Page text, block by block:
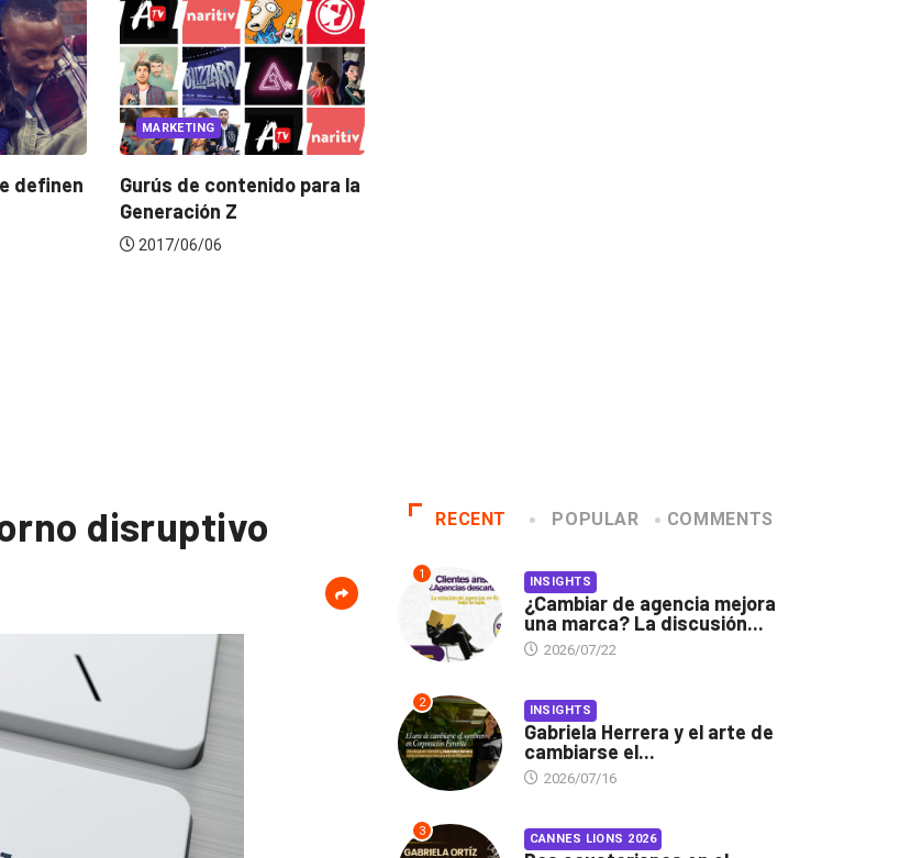
MARKETING
Gurús de contenido para la
Generación Z
2017/06/06
BRANDS
Lo que debes saber de la
disruptivo RECENT POPULAR COMMENTS
1 INSIGHTS
¿Cambiar de agencia mejora
una marca? La discusión...
2026/07/22
2 INSIGHTS
Gabriela Herrera y el arte de
cambiarse el...
2026/07/16
3 CANNES LIONS 2026